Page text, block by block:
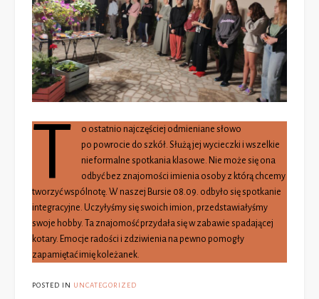
T
o ostatnio najczęściej odmieniane słowo
po powrocie do szkół. Służą jej wycieczki i wszelkie
nieformalne spotkania klasowe. Nie może się ona
odbyć bez znajomości imienia osoby z którą chcemy
tworzyć wspólnotę. W naszej Bursie 08.09. odbyło się spotkanie
integracyjne. Uczyłyśmy się swoich imion, przedstawiałyśmy
swoje hobby. Ta znajomość przydała się w zabawie spadającej
kotary. Emocje radości i zdziwienia na pewno pomogły
zapamiętać imię koleżanek.
POSTED IN UNCATEGORIZED